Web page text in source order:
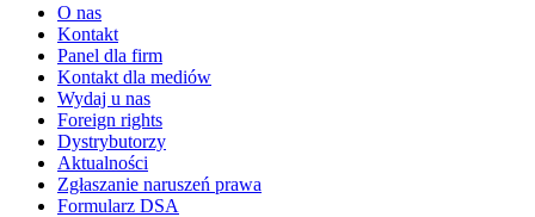
O nas
Kontakt
Panel dla firm
Kontakt dla mediów
Wydaj u nas
Foreign rights
Dystrybutorzy
Aktualności
Zgłaszanie naruszeń prawa
Formularz DSA